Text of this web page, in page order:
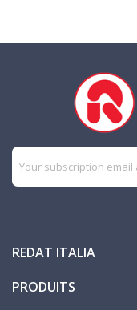
REDAT ITALIA
PRODUITS